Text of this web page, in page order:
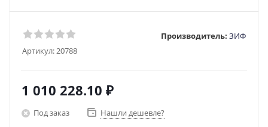
Артикул:20788
Производитель: ЗИФ
1 010 228.10 ₽
Под заказ Нашли дешевле?